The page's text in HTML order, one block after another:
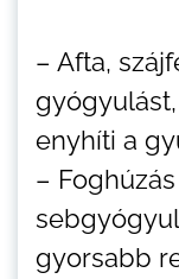
– Afta,
enyhíti a
–
gyorsabb